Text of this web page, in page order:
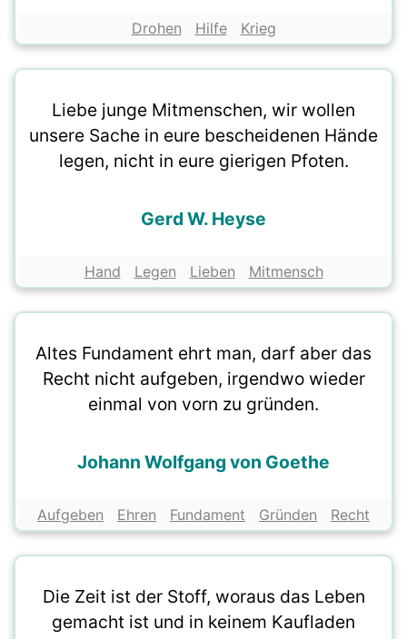
Drohen Hilfe Krieg
Liebe junge Mitmenschen, wir wollen
unsere Sache in eure bescheidenen Hände
legen, nicht in eure gierigen Pfoten.
Gerd W. Heyse
Hand Legen Lieben Mitmensch
Altes Fundament ehrt man, darf aber das
Recht nicht aufgeben, irgendwo wieder
einmal von vorn zu gründen.
Johann Wolfgang von Goethe
Aufgeben Ehren Fundament Gründen Recht
Die Zeit ist der Stoff, woraus das Leben
gemacht ist und in keinem Kaufladen